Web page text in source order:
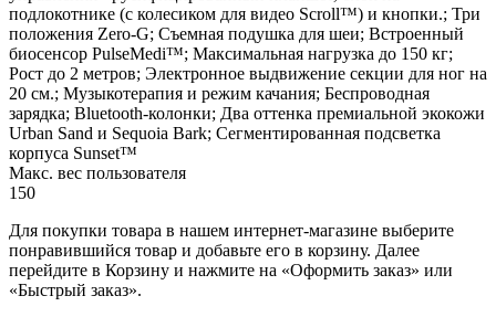
подлокотнике (с колесиком для видео Scroll™) и кнопки.; Три
положения Zero-G; Съемная подушка для шеи; Встроенный
биосенсор PulseMedi™; Максимальная нагрузка до 150 кг;
Рост до 2 метров; Электронное выдвижение секции для ног на
20 см.; Музыкотерапия и режим качания; Беспроводная
зарядка; Bluetooth-колонки; Два оттенка премиальной экокожи
Urban Sand и Sequoia Bark; Сегментированная подсветка
корпуса Sunset™
Макс. вес пользователя
150
Для покупки товара в нашем интернет-магазине выберите
понравившийся товар и добавьте его в корзину. Далее
перейдите в Корзину и нажмите на «Оформить заказ» или
«Быстрый заказ».